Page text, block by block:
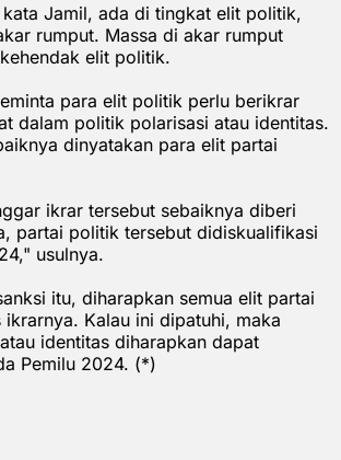
Jamil, ada di tingkat elit politik,
rumput. Massa di akar rumput
elit politik.
para elit politik perlu berikrar
dalam politik polarisasi atau identitas.
dinyatakan para elit partai
ikrar tersebut sebaiknya diberi
partai politik tersebut didiskualifikasi
usulnya.
itu, diharapkan semua elit partai
Kalau ini dipatuhi, maka
identitas diharapkan dapat
Pemilu 2024. (*)